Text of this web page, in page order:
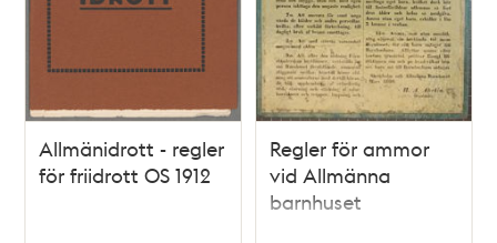
Allmänidrott - regler
för friidrott OS 1912
Regler för ammor
vid Allmänna
barnhuset